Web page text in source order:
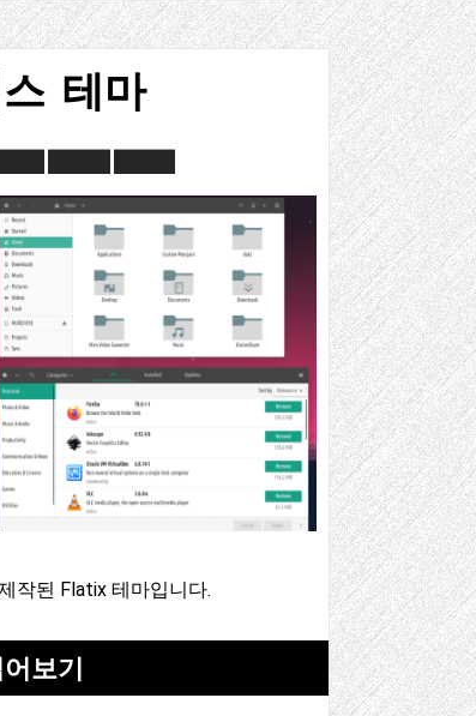
테마
작된 Flatix 테마입니다.
보기